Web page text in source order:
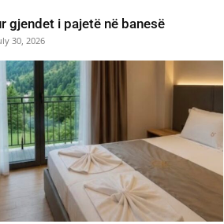
gjendet i pajetë në banesë
30, 2026